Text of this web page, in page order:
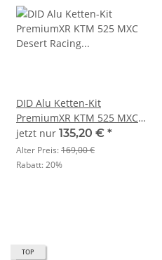
DID Alu Ketten-Kit
PremiumXR KTM 525 MXC
Desert Racing Bj. 05
jetzt nur 135,20 € *
Alter Preis:169,00 €
Rabatt:20%
TOP